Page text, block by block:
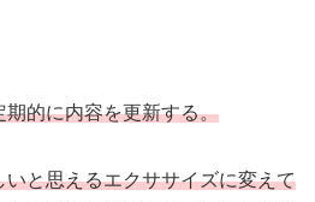
的に内容を更新する。
と思えるエクササイズに変えて